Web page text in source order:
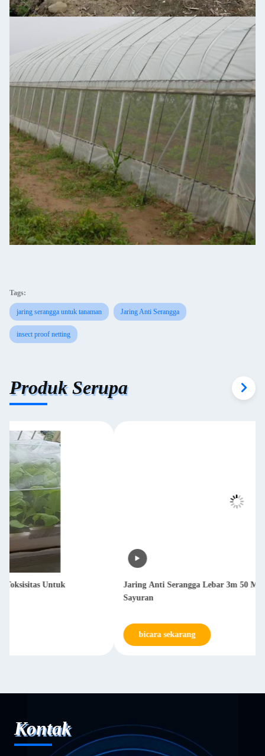
Tags:
jaring serangga untuk tanaman Jaring Anti Serangga
insect proof netting
Produk Serupa
Jaring Anti Serangga Lebar 3m 50 Mesh Untuk Rumah Kaca
Kontak